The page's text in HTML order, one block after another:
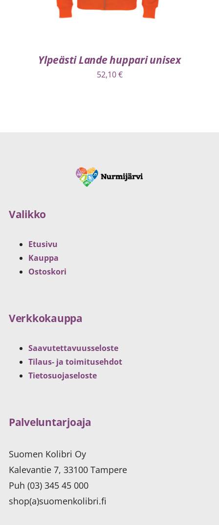
Ylpeästi Lande huppari unisex
52,10€
Valikko
Etusivu
Kauppa
Ostoskori
Verkkokauppa
Saavutettavuusseloste
Tilaus- ja toimitusehdot
Tietosuojaseloste
Palveluntarjoaja
Suomen Kolibri Oy
Kalevantie 7, 33100 Tampere
Puh (03) 345 45 000
shop(a)suomenkolibri.fi